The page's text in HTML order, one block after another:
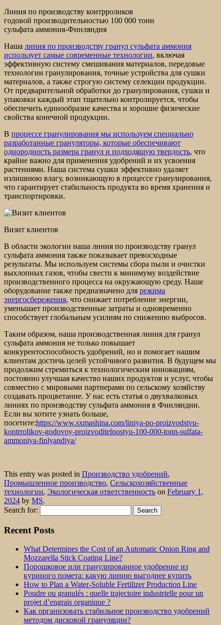
Линия по производству контрроликов
годовой производительностью 100 000 тонн
сульфата аммония-Финляндия
Наша линия по производству гранул сульфата аммония
использует самые современные технологии, включая
эффективную систему смешивания материалов, передовые
технологии гранулирования, точные устройства для сушки
материалов, а также строгую систему селекции продукции.
От предварительной обработки до гранулирования, сушки и
упаковки каждый этап тщательно контролируется, чтобы
обеспечить единообразие качества и хорошие физические
свойства конечной продукции.
В процессе гранулирования мы используем специально
разработанные грануляторы, которые обеспечивают
однородность размера гранул и подходящую твердость, что
крайне важно для применения удобрений и их усвоения
растениями. Наша система сушки эффективно удаляет
излишнюю влагу, возникающую в процессе гранулирования,
что гарантирует стабильность продукта во время хранения и
транспортировки.
Визит клиентов
В области экологии наша линия по производству гранул
сульфата аммония также показывает превосходные
результаты. Мы используем системы сбора пыли и очистки
выхлопных газов, чтобы свести к минимуму воздействие
производственного процесса на окружающую среду. Наше
оборудование также предназначено для режима
энергосбережения, что снижает потребление энергии,
уменьшает производственные затраты и одновременно
способствует глобальным усилиям по снижению выбросов.
Таким образом, наша производственная линия для гранул
сульфата аммония не только повышает
конкурентоспособность удобрений, но и помогает нашим
клиентам достичь целей устойчивого развития. В будущем мы
продолжим стремиться к технологическим инновациям,
постоянно улучшая качество наших продуктов и услуг, чтобы
совместно с мировыми партнерами по сельскому хозяйству
создавать процветание. У нас есть статья о двухвалковых
линиях по производству сульфата аммония в Финляндии.
Если вы хотите узнать больше,
посетите:https://www.sxmashina.com/liniya-po-proizvodstvu-
kontrrolikov-godovoy-proizvoditelnostyu-100-000-tonn-sulfata-
ammoniya-finlyandiya/
This entry was posted in Производство удобрений,
Промышленное производство, Сельскохозяйственные
технологии, Экологическая ответственность on February 1,
2024 by MS.
Search for:
Recent Posts
What Determines the Cost of an Automatic Onion Ring and
Mozzarella Stick Coating Line?
Порошковое или гранулированное удобрение из
куриного помета: какую линию выгоднее купить
How to Plan a Water-Soluble Fertilizer Production Line
Poudre ou granulés : quelle trajectoire industrielle pour un
projet d’engrais organique ?
Как организовать стабильное производство удобрений
методом дисковой грануляции?